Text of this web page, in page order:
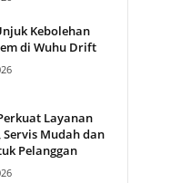
Kebolehan
di Wuhu Drift
Layanan
Mudah dan
Pelanggan